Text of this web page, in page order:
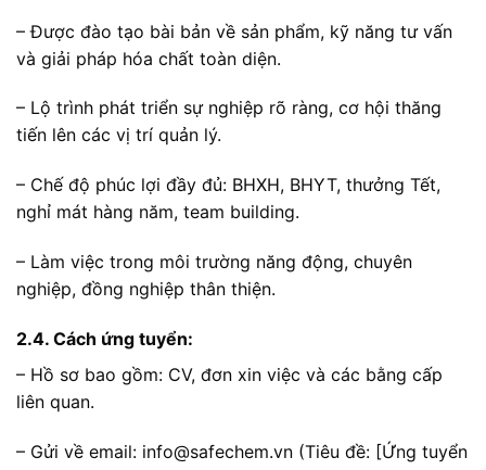
– Được đào tạo bài bản về sản phẩm, kỹ năng tư vấn
và giải pháp hóa chất toàn diện.
– Lộ trình phát triển sự nghiệp rõ ràng, cơ hội thăng
tiến lên các vị trí quản lý.
– Chế độ phúc lợi đầy đủ: BHXH, BHYT, thưởng Tết,
nghỉ mát hàng năm, team building.
– Làm việc trong môi trường năng động, chuyên
nghiệp, đồng nghiệp thân thiện.
2.4. Cách ứng tuyển:
– Hồ sơ bao gồm: CV, đơn xin việc và các bằng cấp
liên quan.
– Gửi về email: info@safechem.vn (Tiêu đề: [Ứng tuyển